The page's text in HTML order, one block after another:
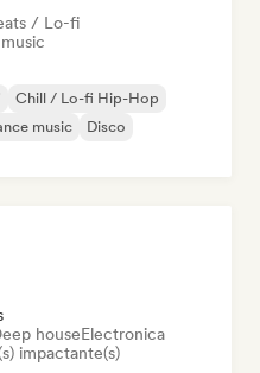
/ Lo-fi
Chill / Lo-fi Hip-Hop
music
Disco
houseElectronica
impactante(s)